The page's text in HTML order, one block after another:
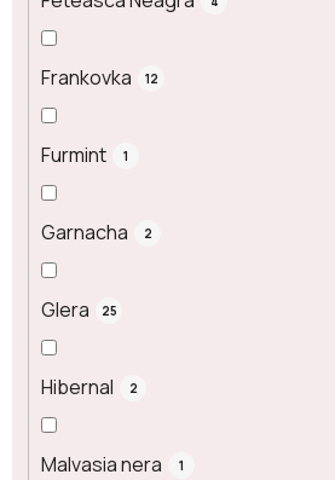
Frankovka 12
Furmint 1
Garnacha 2
Glera 25
Hibernal 2
Malvasia nera 1